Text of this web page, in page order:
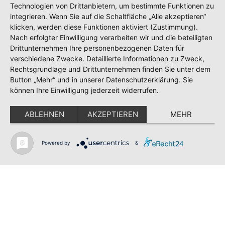
SV GESCHER E.V.
Shop
Kontakt
Impressum
Datenschutz
Datenschutzordnung
Teilnahmebedingungen Gewinnspiel
Technologien von Drittanbietern, um bestimmte Funktionen zu
integrieren. Wenn Sie auf die Schaltfläche „Alle akzeptieren“
klicken, werden diese Funktionen aktiviert (Zustimmung).
Nach erfolgter Einwilligung verarbeiten wir und die beteiligten
Drittunternehmen Ihre personenbezogenen Daten für
verschiedene Zwecke. Detaillierte Informationen zu Zweck,
Rechtsgrundlage und Drittunternehmen finden Sie unter dem
Button „Mehr“ und in unserer Datenschutzerklärung. Sie
können Ihre Einwilligung jederzeit widerrufen.
ABLEHNEN AKZEPTIEREN MEHR
Powered by &